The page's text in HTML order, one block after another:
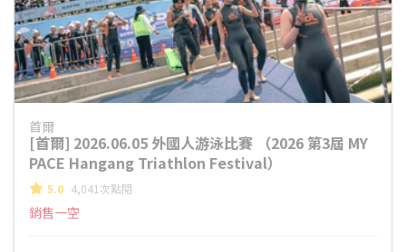
首爾
[首爾] 2026.06.05 外國人游泳比賽 （2026 第3屆 MY
PACE Hangang Triathlon Festival）
5.0 4,041次點閱
銷售一空